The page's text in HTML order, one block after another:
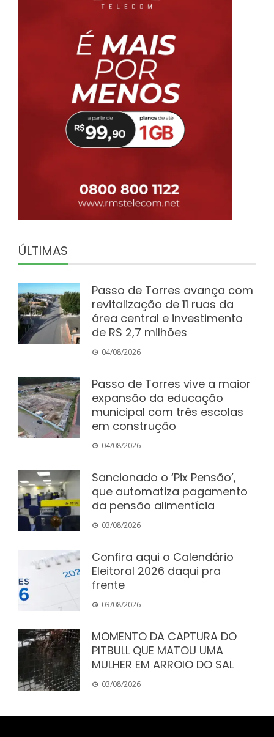
ÚLTIMAS
Passo de Torres avança com
revitalização de 11 ruas da
área central e investimento
de R$ 2,7 milhões
04/08/2026
Passo de Torres vive a maior
expansão da educação
municipal com três escolas
em construção
04/08/2026
Sancionado o ‘Pix Pensão’,
que automatiza pagamento
da pensão alimentícia
03/08/2026
Confira aqui o Calendário
Eleitoral 2026 daqui pra
frente
03/08/2026
MOMENTO DA CAPTURA DO
PITBULL QUE MATOU UMA
MULHER EM ARROIO DO SAL
03/08/2026